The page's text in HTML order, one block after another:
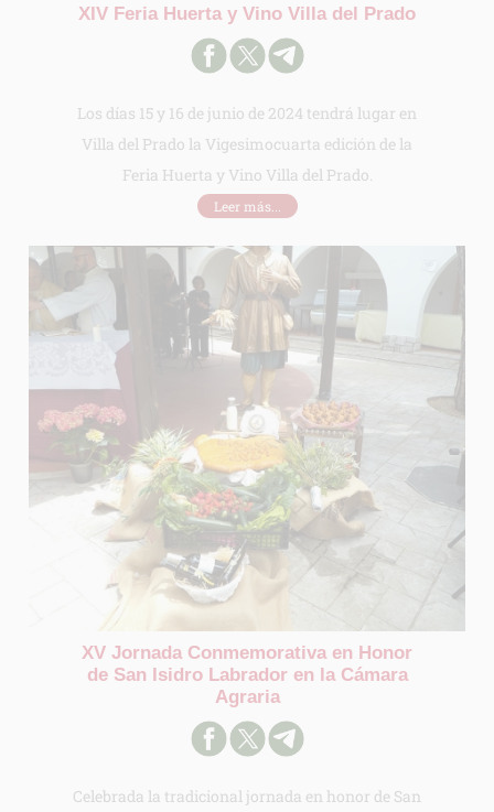
XIV Feria Huerta y Vino Villa del Prado
Los días 15 y 16 de junio de 2024 tendrá lugar en
Villa del Prado la Vigesimocuarta edición de la
Feria Huerta y Vino Villa del Prado.
Leer más...
XV Jornada Conmemorativa en Honor
de San Isidro Labrador en la Cámara
Agraria
Celebrada la tradicional jornada en honor de San